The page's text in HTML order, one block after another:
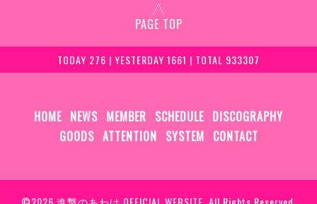
PAGE TOP
TODAY 276 | YESTERDAY 1661 | TOTAL 933307
HOME NEWS MEMBER SCHEDULE DISCOGRAPHY
GOODS ATTENTION SYSTEM CONTACT